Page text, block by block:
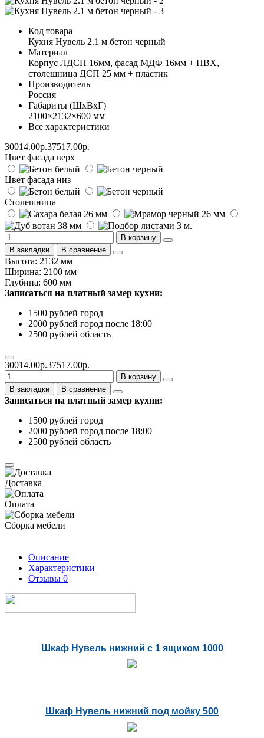
Код товара
Кухня Нувель 2.1 м бетон черный
Материал
Корпус ЛДСП 16мм, фасад МДФ 16мм + ПВХ,
столешница ДСП 25 мм + пластик
Производитель
Россия
Габариты (ШхВхГ)
2100×2132×600 мм
Все характеристики
30014.00р.37517.00р.
Цвет фасада верх
Цвет фасада низ
Столешница
В корзину
В закладки
В сравнение
Высота: 2132 мм
Ширина: 2100 мм
Глубина: 600 мм
Записаться на платный замер кухни:
1500 рублей город
2000 рублей город после 18:00
2500 рублей область
30014.00р.37517.00р.
В корзину
В закладки
В сравнение
Записаться на платный замер кухни:
1500 рублей город
2000 рублей город после 18:00
2500 рублей область
Доставка
Оплата
Сборка мебели
Описание
Характеристики
Отзывы 0
Шкаф Нувель нижний с 1 ящиком 1000
Шкаф Нувель нижний под мойку 500